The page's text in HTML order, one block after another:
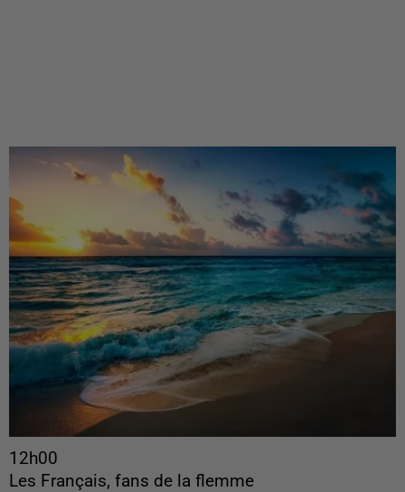
12h00
Les Français, fans de la flemme